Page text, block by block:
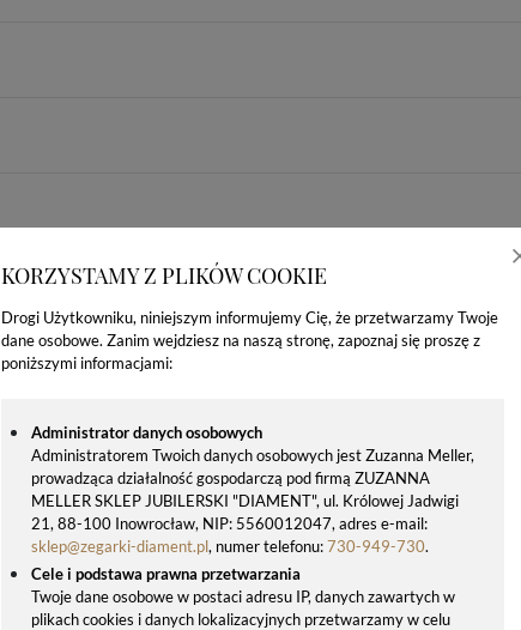
KORZYSTAMY Z PLIKÓW COOKIE
Drogi Użytkowniku, niniejszym informujemy Cię, że przetwarzamy Twoje
dane osobowe. Zanim wejdziesz na naszą stronę, zapoznaj się proszę z
poniższymi informacjami:
Administrator danych osobowych
Administratorem Twoich danych osobowych jest Zuzanna Meller,
prowadząca działalność gospodarczą pod firmą ZUZANNA
MELLER SKLEP JUBILERSKI "DIAMENT", ul. Królowej Jadwigi
21, 88-100 Inowrocław, NIP: 5560012047, adres e-mail:
sklep@zegarki-diament.pl, numer telefonu:730-949-730.
Cele i podstawa prawna przetwarzania
Twoje dane osobowe w postaci adresu IP, danych zawartych w
plikach cookies i danych lokalizacyjnych przetwarzamy w celu
OSTATNIO OGLĄDANE PRODUKTY